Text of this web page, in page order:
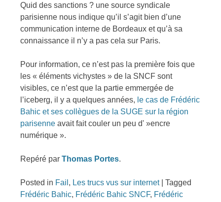
Quid des sanctions ? une source syndicale
parisienne nous indique qu’il s’agit bien d’une
communication interne de Bordeaux et qu’à sa
connaissance il n’y a pas cela sur Paris.
Pour information, ce n’est pas la première fois que
les « éléments vichystes » de la SNCF sont
visibles, ce n’est que la partie emmergée de
l’iceberg, il y a quelques années, le cas de Frédéric
Bahic et ses collègues de la SUGE sur la région
parisenne avait fait couler un peu d' »encre
numérique ».
Repéré parThomas Portes.
Posted in Fail , Les trucs vus sur internet |Tagged
Frédéric Bahic, Frédéric Bahic SNCF, Frédéric